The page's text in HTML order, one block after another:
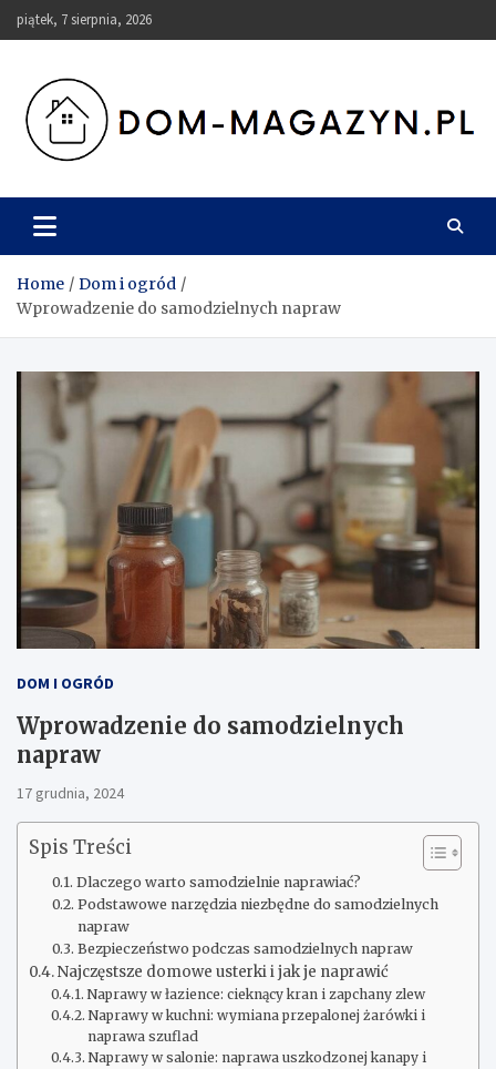
Skip
to
piątek, 7 sierpnia, 2026
Dom-Magazyn.pl
Home
Dom i ogród
Wprowadzenie do samodzielnych napraw
DOM I OGRÓD
Wprowadzenie do samodzielnych
napraw
17 grudnia, 2024
Spis Treści
Dlaczego warto samodzielnie naprawiać?
Podstawowe narzędzia niezbędne do samodzielnych
napraw
Bezpieczeństwo podczas samodzielnych napraw
Najczęstsze domowe usterki i jak je naprawić
Naprawy w łazience: cieknący kran i zapchany zlew
Naprawy w kuchni: wymiana przepalonej żarówki i
naprawa szuflad
Naprawy w salonie: naprawa uszkodzonej kanapy i